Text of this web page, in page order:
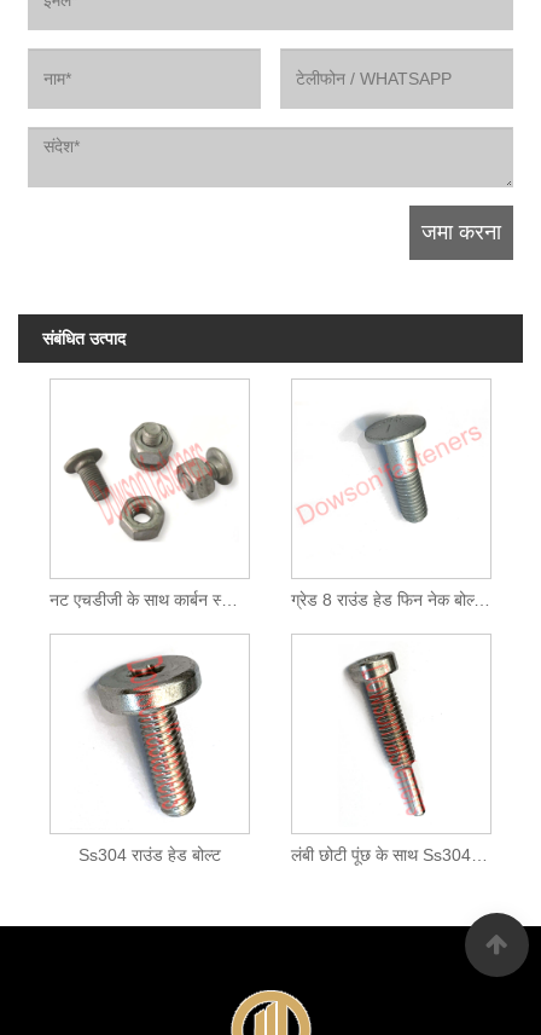
संबंधित उत्पाद
नट एचडीजी के साथ कार्बन स्टील रेलिंग बोल्ट ग्रेड 8 राउंड हेड फिन नेक बोल्ट जियोमेट321
Ss304 राउंड हेड बोल्ट लंबी छोटी पूंछ के साथ Ss304 राउंड हेड बोल्ट